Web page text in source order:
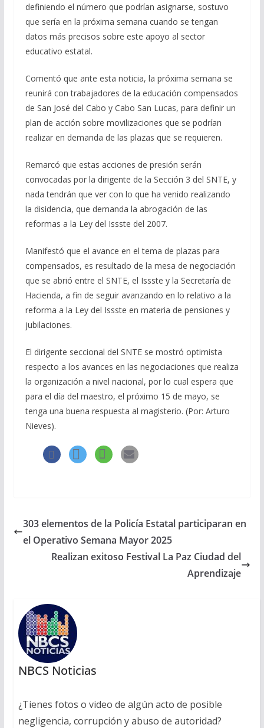
definiendo el número que podrían asignarse, sostuvo
que sería en la próxima semana cuando se tengan
datos más precisos sobre este apoyo al sector
educativo estatal.
Comentó que ante esta noticia, la próxima semana se
reunirá con trabajadores de la educación compensados
de San José del Cabo y Cabo San Lucas, para definir un
plan de acción sobre movilizaciones que se podrían
realizar en demanda de las plazas que se requieren.
Remarcó que estas acciones de presión serán
convocadas por la dirigente de la Sección 3 del SNTE, y
nada tendrán que ver con lo que ha venido realizando
la disidencia, que demanda la abrogación de las
reformas a la Ley del Issste del 2007.
Manifestó que el avance en el tema de plazas para
compensados, es resultado de la mesa de negociación
que se abrió entre el SNTE, el Issste y la Secretaría de
Hacienda, a fin de seguir avanzando en lo relativo a la
reforma a la Ley del Issste en materia de pensiones y
jubilaciones.
El dirigente seccional del SNTE se mostró optimista
respecto a los avances en las negociaciones que realiza
la organización a nivel nacional, por lo cual espera que
para el día del maestro, el próximo 15 de mayo, se
tenga una buena respuesta al magisterio. (Por: Arturo
Nieves).
303 elementos de la Policía Estatal participaran en
el Operativo Semana Mayor 2025
Realizan exitoso Festival La Paz Ciudad del
Aprendizaje
NBCS Noticias
¿Tienes fotos o video de algún acto de posible
negligencia, corrupción y abuso de autoridad?